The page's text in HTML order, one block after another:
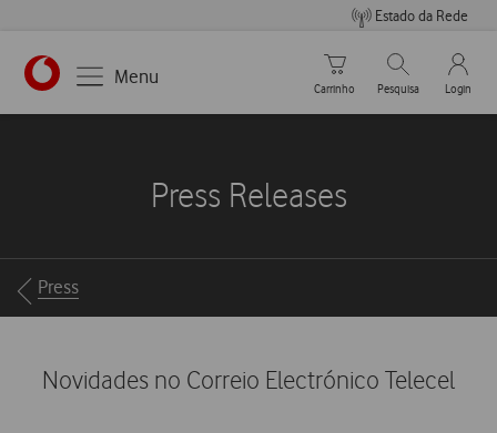
Estado da Rede
https://www.vodafone.pt
Menu
Carrinho de compras
Carrinho
Pesquisar
Pesquisa
My
Login
Press Releases
Breadcrumbs
Press
Novidades no Correio Electrónico Telecel